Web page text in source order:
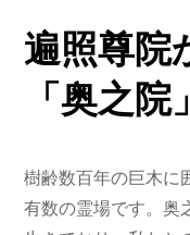
遍照尊院
「奥之
樹齢数百年の巨木に
有数の霊場です。奥